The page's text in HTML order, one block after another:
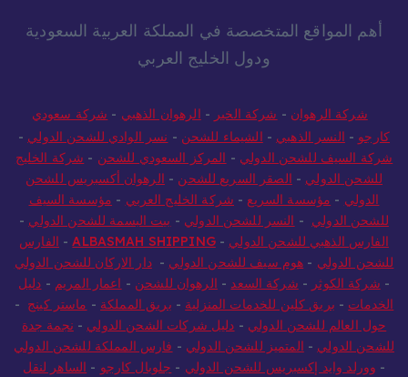
أهم المواقع المتخصصة في المملكة العربية السعودية
ودول الخليج العربي
شركة الرهوان - شركة الخير - الرهوان الذهبي - شركة سعودي
كارجو - النسر الذهبي - الشيماء للشحن - نسر الوادي للشحن الدولي -
شركة السيف للشحن الدولي - المركز السعودي للشحن - شركة الخليج
للشحن الدولي - الصقر السريع للشحن - الرهوان أكسبريس للشحن
الدولي - مؤسسة السريع - شركة الخليج العربي - مؤسسة السيف
للشحن الدولي - النسر للشحن الدولي - بيت البسمة للشحن الدولي -
الفارس الذهبي للشحن الدولي -
ALBASMAH SHIPPING
- الفارس
للشحن الدولي - هوم سيف للشحن الدولي -دار الاركان للشحن الدولي
- شركة الكوثر - شركة السعد - الرهوان للشحن - اعمار المريم - دليل
الخدمات - بريق كلين للخدمات المنزلية - بريق المملكة - ماستر كينج -
حول العالم للشحن الدولي - دليل شركات الشحن الدولي - نجمة جدة
للشحن الدولي - المتميز للشحن الدولي - فارس المملكة للشحن الدولي
- وورلد وايد إكسبريس للشحن الدولي - جلوبال كارجو - الساهر لنقل